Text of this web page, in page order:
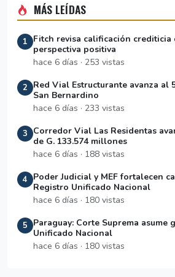
MÁS LEÍDAS
1
Fitch revisa calificación crediticia
perspectiva positiva
hace 6 días · 253 vistas
2
Red Vial Estructurante avanza al
San Bernardino
hace 6 días · 233 vistas
3
Corredor Vial Las Residentas
de G. 133.574 millones
hace 6 días · 188 vistas
4
Poder Judicial y MEF fortalecen
Registro Unificado Nacional
hace 6 días · 180 vistas
5
Paraguay: Corte Suprema asume
Unificado Nacional
hace 6 días · 180 vistas